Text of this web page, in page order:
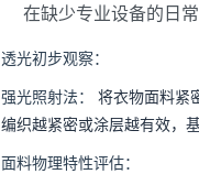
在缺少专业设备的日
透光初步观察：
强光照射法：
将衣物面料紧
编织越紧密或涂层越有效，
面料物理特性评估：